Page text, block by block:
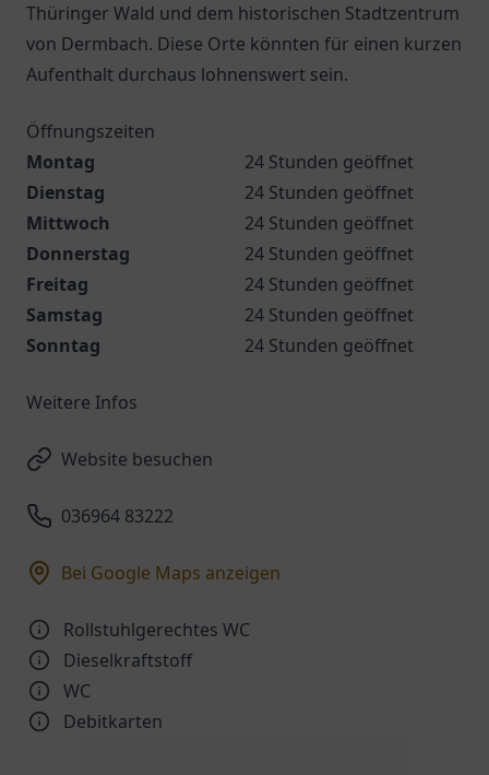
Thüringer Wald und dem historischen Stadtzentrum
von Dermbach. Diese Orte könnten für einen kurzen
Aufenthalt durchaus lohnenswert sein.
Öffnungszeiten
Montag
24 Stunden geöffnet
Dienstag
24 Stunden geöffnet
Mittwoch
24 Stunden geöffnet
Donnerstag
24 Stunden geöffnet
Freitag
24 Stunden geöffnet
Samstag
24 Stunden geöffnet
Sonntag
24 Stunden geöffnet
Weitere Infos
Website besuchen
036964 83222
Bei Google Maps anzeigen
Rollstuhlgerechtes WC
Dieselkraftstoff
WC
Debitkarten